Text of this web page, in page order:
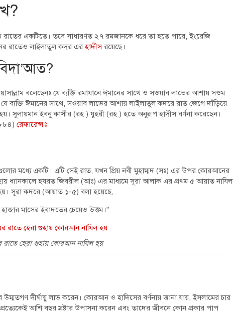
একটিতে। তবে সাধারণত ২৭ রমজানকে ধরে তা হতে পারে, ইংরেজি
রাতেও লাইলাতুল কদর এরহাদীসরয়েছে।
বলেছেনঃ যে ব্যক্তি রমাযানে ঈমানের সাথে ও সওয়াব লাভের আশায় সওম
ব্যক্তি ঈমানের সাথে, সওয়াব লাভের আশায় লাইলাতুল কদরে রাত জেগে দাঁড়িয়ে
সুলায়মান ইবনু কাসীর (রহ.) যুহরী (রহ.) হতে অনুরূপ হাদীস বর্ণনা করেছেন।
রেফারেন্সঃ
মধ্যে একটি। এটি সেই রাত, যখন প্রিয় নবী মুহাম্মদ (সঃ) এর উপর কোরআনের
ধ্যানকালে হযরত জিবরীল (আঃ) এর মাধ্যমে সূরা আলাক এর প্রথম ৫ আয়াত নাযিল
সূরা কদরে (আয়াত ১-৫) বলা হয়েছে,
মাসের ইবাদতের চেয়েও উত্তম।”
রাতে হেরা গুহায় কোরআন নাযিল হয়
উম্মতগণ দীর্ঘায়ু লাভ করেন। কোরআন ও হাদিসের বর্ণনায় জানা যায়, ইসলামের চার
আশি বছর স্রষ্টার উপাসনা করেন এবং তাদের জীবনে কোন প্রকার পাপ